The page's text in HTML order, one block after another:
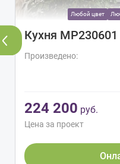
Любой цвет
Кухня МР230601
Произведено:
224 200 руб.
Цена за проект